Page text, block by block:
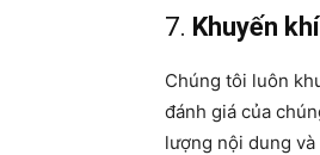
7. Khuyến
Chúng tôi luôn
đánh giá của
lượng nội dung